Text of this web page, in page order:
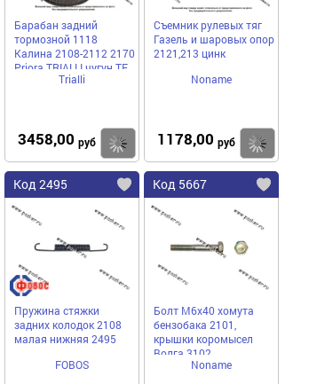
Барабан задний
тормозной 1118
Калина 2108-2112 2170
Priora TRIALLI чугун TF
059 [упаковка 2 шт.]
Trialli
3458,00 руб Купить
Съемник рулевых тяг
Газель и шаровых опор
2121,213 цинк
Noname
1178,00 руб
Код 2495
Пружина стяжки
задних колодок 2108
малая нижняя 2495
FOBOS
Код 5667
Болт М6х40 хомута
бензобака 2101,
крышки коромысел
Волга 3102
Noname